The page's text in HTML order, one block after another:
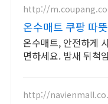
http://
온수매트 쿠팡 따
온수매트, 안전하게
면하세요. 밤새 뒤척
http://